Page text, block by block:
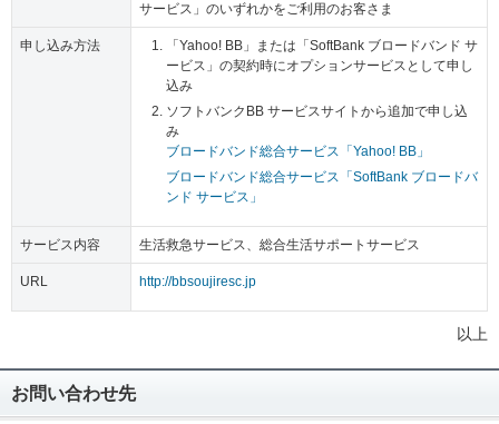
サービス」のいずれかをご利用のお客さま
申し込み方法
「Yahoo! BB」または「SoftBank ブロードバンド サ
ービス」の契約時にオプションサービスとして申し
込み
ソフトバンクBB サービスサイトから追加で申し込
み
ブロードバンド総合サービス「Yahoo! BB」
ブロードバンド総合サービス「SoftBank ブロードバ
ンド サービス」
サービス内容 生活救急サービス、総合生活サポートサービス
URL http://bbsoujiresc.jp
以上
お問い合わせ先